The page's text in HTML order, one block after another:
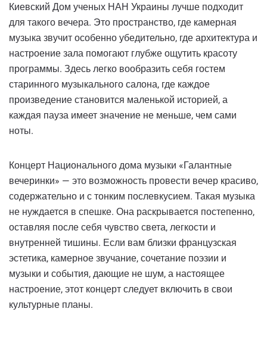
Киевский Дом ученых НАН Украины лучше подходит
для такого вечера. Это пространство, где камерная
музыка звучит особенно убедительно, где архитектура и
настроение зала помогают глубже ощутить красоту
программы. Здесь легко вообразить себя гостем
старинного музыкального салона, где каждое
произведение становится маленькой историей, а
каждая пауза имеет значение не меньше, чем сами
ноты.
Концерт Национального дома музыки «Галантные
вечеринки» — это возможность провести вечер красиво,
содержательно и с тонким послевкусием. Такая музыка
не нуждается в спешке. Она раскрывается постепенно,
оставляя после себя чувство света, легкости и
внутренней тишины. Если вам близки французская
эстетика, камерное звучание, сочетание поэзии и
музыки и события, дающие не шум, а настоящее
настроение, этот концерт следует включить в свои
культурные планы.